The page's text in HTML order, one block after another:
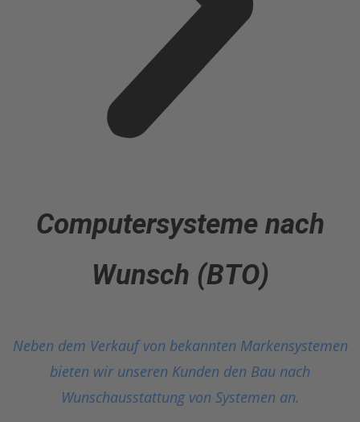
Computersysteme nach
Wunsch (BTO)
Neben dem Verkauf von bekannten Markensystemen
bieten wir unseren Kunden den Bau nach
Wunschausstattung von Systemen an.